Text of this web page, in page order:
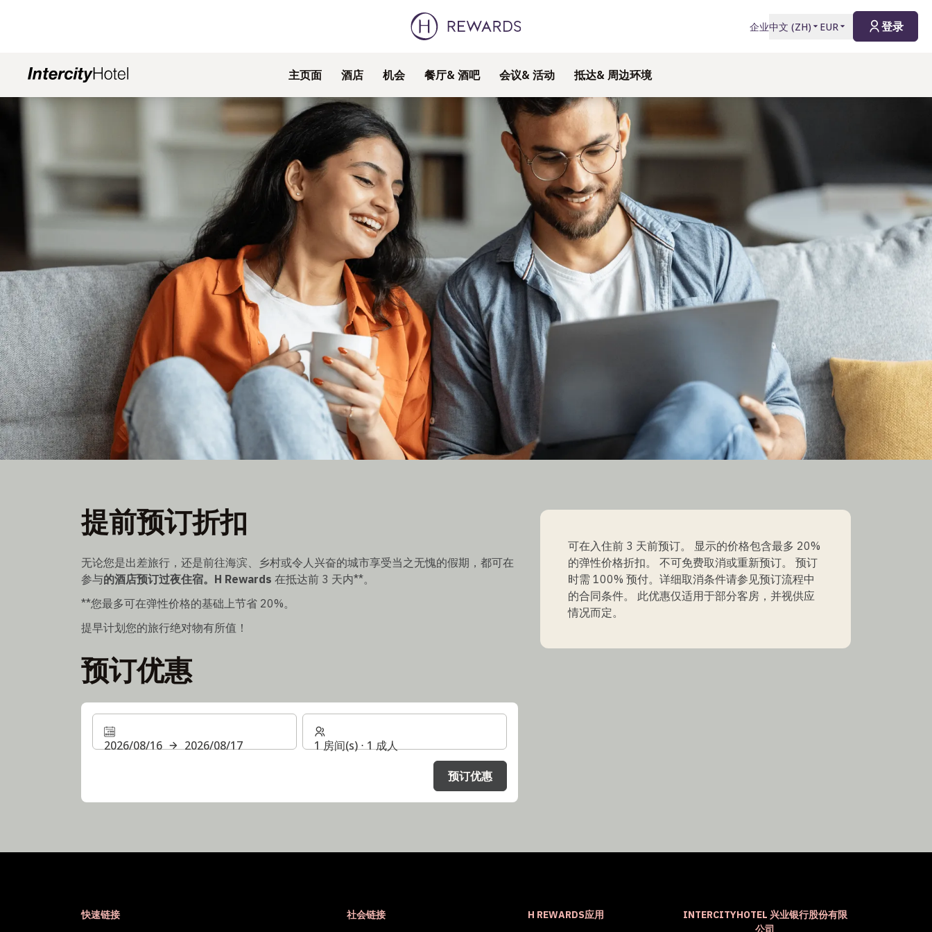
企业中文 (ZH) EUR 登录
主页面 酒店 机会 餐厅& 酒吧 会议& 活动 抵达& 周边环境
幻灯片1 of1
灵活价格最多可节省 20
可在抵达前 3 天预订
提前预订折扣
无论您是出差旅行，还是前往海滨、乡村或令人兴奋的城市享受当之无愧的假期，都可在
参与的酒店预订过夜住宿。H Rewards 在抵达前 3 天内**。
**您最多可在弹性价格的基础上节省 20%。
提早计划您的旅行绝对物有所值！
预订优惠
2026/08/16 2026/08/17 1 房间(s) ⋅ 1 成人
预订优惠
可在入住前 3 天前预订。 显示的价格包含最多 20%
的弹性价格折扣。 不可免费取消或重新预订。 预订
时需 100% 预付。详细取消条件请参见预订流程中
的合同条件。 此优惠仅适用于部分客房，并视供应
情况而定。
快速链接 社会链接 H REWARDS应用
INTERCITYHOTEL 兴业银行股份有限